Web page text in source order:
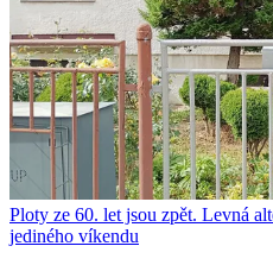
Ploty ze 60. let jsou zpět. Levná
jediného víkendu